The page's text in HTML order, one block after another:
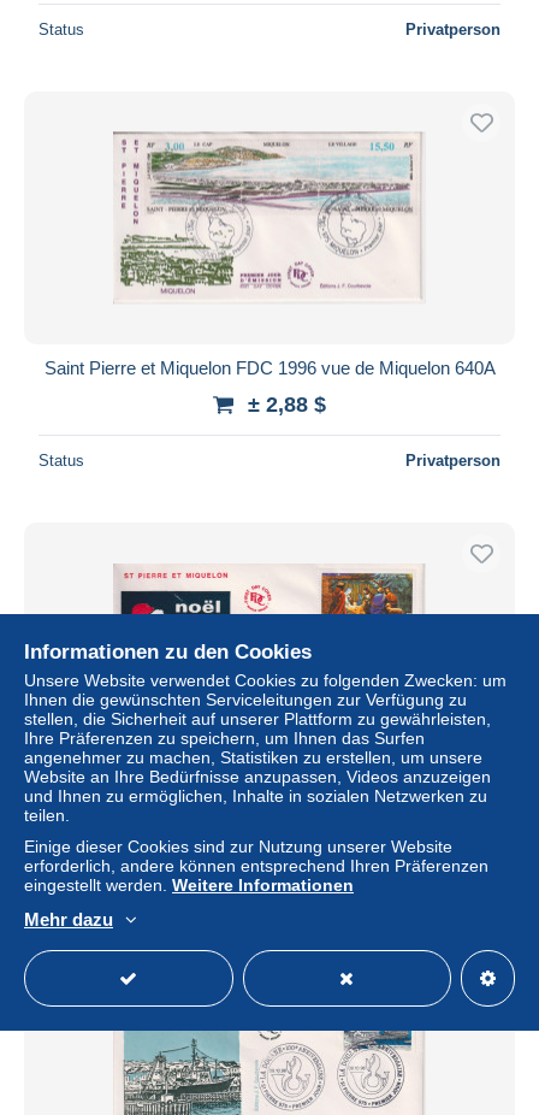
Status Privatperson
Saint Pierre et Miquelon FDC 1996 vue de Miquelon 640A
± 2,88 $
Status Privatperson
Saint Pierre et Miquelon FDC 1996 noel 638
± 1,15 $
Status
Informationen zu den Cookies
Unsere Website verwendet Cookies zu folgenden Zwecken: um
Ihnen die gewünschten Serviceleitungen zur Verfügung zu
stellen, die Sicherheit auf unserer Plattform zu gewährleisten,
Ihre Präferenzen zu speichern, um Ihnen das Surfen
angenehmer zu machen, Statistiken zu erstellen, um unsere
Website an Ihre Bedürfnisse anzupassen, Videos anzuzeigen
und Ihnen zu ermöglichen, Inhalte in sozialen Netzwerken zu
teilen.
Einige dieser Cookies sind zur Nutzung unserer Website
erforderlich, andere können entsprechend Ihren Präferenzen
eingestellt werden. Weitere Informationen
Mehr dazu